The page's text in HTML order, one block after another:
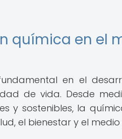
química en el
en el
de vida. Desde
y sostenibles, la
el bienestar y el